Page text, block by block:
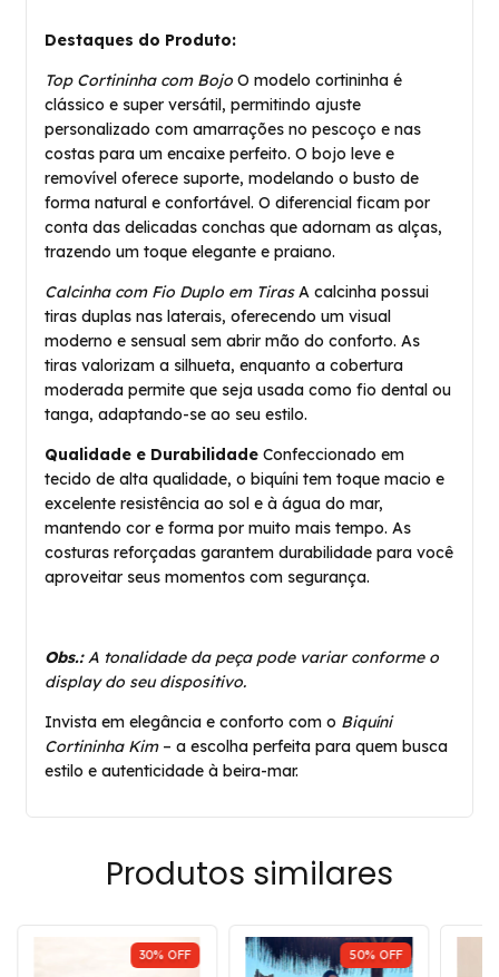
Destaques do Produto:
Top Cortininha com Bojo O modelo cortininha é
clássico e super versátil, permitindo ajuste
personalizado com amarrações no pescoço e nas
costas para um encaixe perfeito. O bojo leve e
removível oferece suporte, modelando o busto de
forma natural e confortável. O diferencial ficam por
conta das delicadas conchas que adornam as alças,
trazendo um toque elegante e praiano.
Calcinha com Fio Duplo em TirasA calcinha possui
tiras duplas nas laterais, oferecendo um visual
moderno e sensual sem abrir mão do conforto. As
tiras valorizam a silhueta, enquanto a cobertura
moderada permite que seja usada como fio dental ou
tanga, adaptando-se ao seu estilo.
Qualidade e Durabilidade Confeccionado em
tecido de alta qualidade, o biquíni tem toque macio e
excelente resistência ao sol e à água do mar,
mantendo cor e forma por muito mais tempo. As
costuras reforçadas garantem durabilidade para você
aproveitar seus momentos com segurança.
Obs.:A tonalidade da peça pode variar conforme o
display do seu dispositivo.
Invista em elegância e conforto com o Biquíni
Cortininha Kim– a escolha perfeita para quem busca
estilo e autenticidade à beira-mar.
Produtos similares
30% OFF 50% OFF